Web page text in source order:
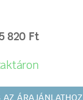
820 Ft
AZ ÁRAJÁNLATHOZ